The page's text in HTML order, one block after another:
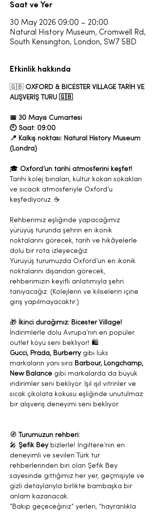
Saat ve Yer
30 May 2026 09:00 – 20:00
Natural History Museum, Cromwell Rd,
South Kensington, London, SW7 5BD
Etkinlik hakkında
🇬🇧 OXFORD & BICESTER VILLAGE TARİH VE
ALIŞVERİŞ TURU 🇬🇧
📅 30 Mayıs Cumartesi
🕙 Saat: 09:00
📍 Kalkış noktası: Natural History Museum
(Londra)
🎓 Oxford’un tarihi atmosferini keşfet!
Tarihi kolej binaları, kültür kokan sokakları
ve sıcacık atmosferiyle Oxford’u
keşfediyoruz. ☕️
Rehberimiz eşliğinde yapacağımız
yürüyüş turunda şehrin en ikonik
noktalarını görecek, tarih ve hikâyelerle
dolu bir rota izleyeceğiz.
Yürüyüş turumuzda Oxford’un en ikonik
noktalarını dışarıdan görecek,
rehberimizin keyifli anlatımıyla şehri
tanıyacağız. (Kolejlerin ve kiliselerin içine
giriş yapılmayacaktır.)
🎁 İkinci durağımız: Bicester Village!
İndirimlerle dolu Avrupa’nın en popüler
outlet köyü seni bekliyor! 🛍
Gucci, Prada, Burberry gibi lüks
markaların yanı sıra Barbour, Longchamp,
New Balance gibi markalarda da büyük
indirimler seni bekliyor. Işıl ışıl vitrinler ve
sıcak çikolata kokusu eşliğinde unutulmaz
bir alışveriş deneyimi seni bekliyor.
🧭 Turumuzun rehberi:
🎤 Şefik Bey bizlerle! İngiltere’nin en
deneyimli ve sevilen Türk tur
rehberlerinden biri olan Şefik Bey
sayesinde gittiğimiz her yer, geçmişiyle ve
gizli detaylarıyla birlikte bambaşka bir
anlam kazanacak.
“Bakıp geçeceğiniz” yerleri, “hayranlıkla